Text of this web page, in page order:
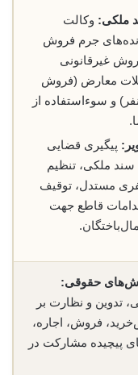
ملکی: وکالت
جرم فروش
غیرقانونی
معارض (فروش
و سوءاستفاده از
پیگیری قضایی
ملکی، تنظیم
مستدل، توقیف
قاطع جهت
حقوقی:
تدوین و نظارت بر
فروش، اجاره،
پیچیده مشارکت در